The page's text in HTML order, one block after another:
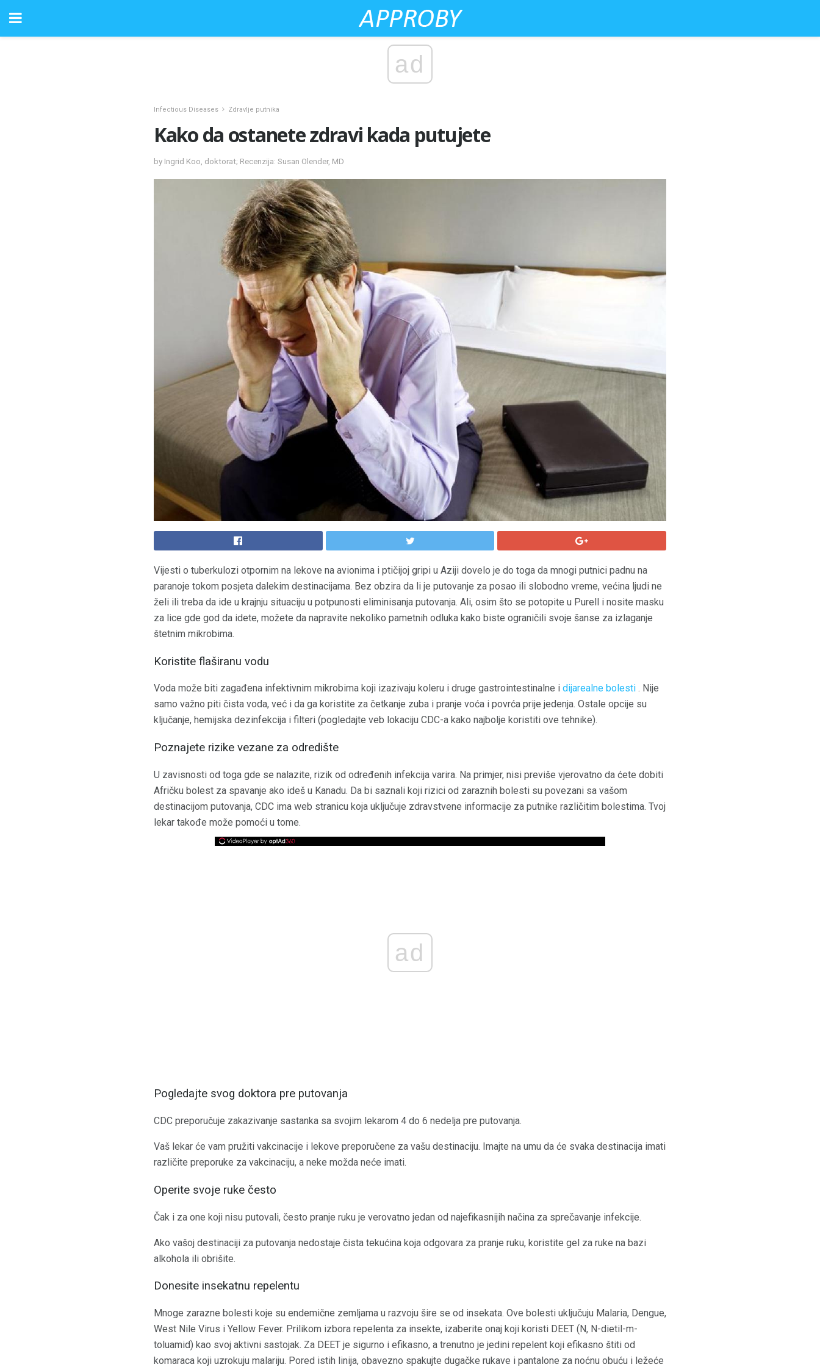
ad
Infectious Diseases Zdravlje putnika
Kako da ostanete zdravi kada putujete
by Ingrid Koo, doktorat; Recenzija: Susan Olender, MD
Vijesti o tuberkulozi otpornim na lekove na avionima i ptičijoj gripi u Aziji dovelo je do toga da mnogi putnici padnu na
paranoje tokom posjeta dalekim destinacijama. Bez obzira da li je putovanje za posao ili slobodno vreme, većina ljudi ne
želi ili treba da ide u krajnju situaciju u potpunosti eliminisanja putovanja. Ali, osim što se potopite u Purell i nosite masku
za lice gde god da idete, možete da napravite nekoliko pametnih odluka kako biste ograničili svoje šanse za izlaganje
štetnim mikrobima.
Koristite flaširanu vodu
Voda može biti zagađena infektivnim mikrobima koji izazivaju koleru i druge gastrointestinalne i dijarealne bolesti . Nije
samo važno piti čista voda, već i da ga koristite za četkanje zuba i pranje voća i povrća prije jedenja. Ostale opcije su
ključanje, hemijska dezinfekcija i filteri (pogledajte veb lokaciju CDC-a kako najbolje koristiti ove tehnike).
Poznajete rizike vezane za odredište
U zavisnosti od toga gde se nalazite, rizik od određenih infekcija varira. Na primjer, nisi previše vjerovatno da ćete dobiti
Afričku bolest za spavanje ako ideš u Kanadu. Da bi saznali koji rizici od zaraznih bolesti su povezani sa vašom
destinacijom putovanja, CDC ima web stranicu koja uključuje zdravstvene informacije za putnike različitim bolestima. Tvoj
lekar takođe može pomoći u tome.
ad
Pogledajte svog doktora pre putovanja
CDC preporučuje zakazivanje sastanka sa svojim lekarom 4 do 6 nedelja pre putovanja.
Vaš lekar će vam pružiti vakcinacije i lekove preporučene za vašu destinaciju. Imajte na umu da će svaka destinacija imati
različite preporuke za vakcinaciju, a neke možda neće imati.
Operite svoje ruke često
Čak i za one koji nisu putovali, često pranje ruku je verovatno jedan od najefikasnijih načina za sprečavanje infekcije.
Ako vašoj destinaciji za putovanja nedostaje čista tekućina koja odgovara za pranje ruku, koristite gel za ruke na bazi
alkohola ili obrišite.
Donesite insekatnu repelentu
Mnoge zarazne bolesti koje su endemične zemljama u razvoju šire se od insekata. Ove bolesti uključuju Malaria, Dengue,
West Nile Virus i Yellow Fever. Prilikom izbora repelenta za insekte, izaberite onaj koji koristi DEET (N, N-dietil-m-
toluamid) kao svoj aktivni sastojak. Za DEET je sigurno i efikasno, a trenutno je jedini repelent koji efikasno štiti od
komaraca koji uzrokuju malariju. Pored istih linija, obavezno spakujte dugačke rukave i pantalone za noćnu obuću i ležeće